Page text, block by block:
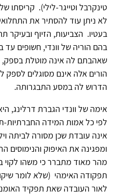
טינקרבל וטייגר-לילי). קריסתו
לא ניתן עוד להסתיר את
בעטיו. הצביעות, הזיוף ובעיקר
בהם הוריה של וונדי, חשופים
שאהבתם לה אינה מוטלת בספק,
הורים אלה אינם מסוגלים לספק
הדרוש לה במסע התבגרותה.
אימה של וונדי הגברת דרלינג,
לפי כל אמות המידה
אינה עובדת שכן מסורה לביתה
ומפגינה את האיפוק והנימוסים
מהר מאוד מתברר כי משהו
תפקודה האימהי (שלא לומר
לאור העובדה שאת תפקיד